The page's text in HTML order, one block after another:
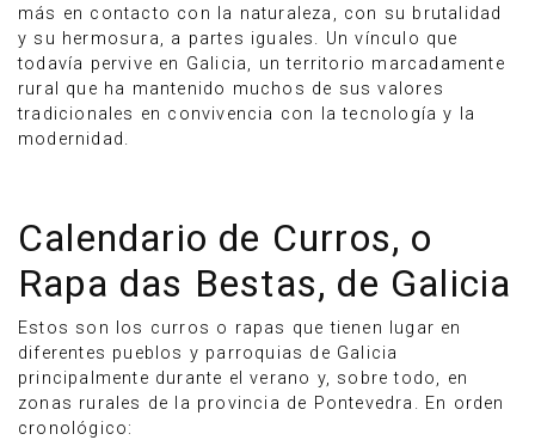
más en contacto con la naturaleza, con su brutalidad
y su hermosura, a partes iguales. Un vínculo que
todavía pervive en Galicia, un territorio marcadamente
rural que ha mantenido muchos de sus valores
tradicionales en convivencia con la tecnología y la
modernidad.
Calendario de Curros, o
Rapa das Bestas, de Galicia
Estos son los curros o rapas que tienen lugar en
diferentes pueblos y parroquias de Galicia
principalmente durante el verano y, sobre todo, en
zonas rurales de la provincia de Pontevedra. En orden
cronológico: